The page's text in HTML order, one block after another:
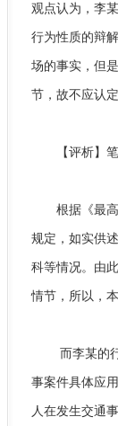
观点认为，李
行为性质的辩
场的事实，但
节，故不应认
【评析】笔
根据《最高
规定，如实供
科等情况。由
情节，所以，
而李某的行
事案件具体应
人在发生交通